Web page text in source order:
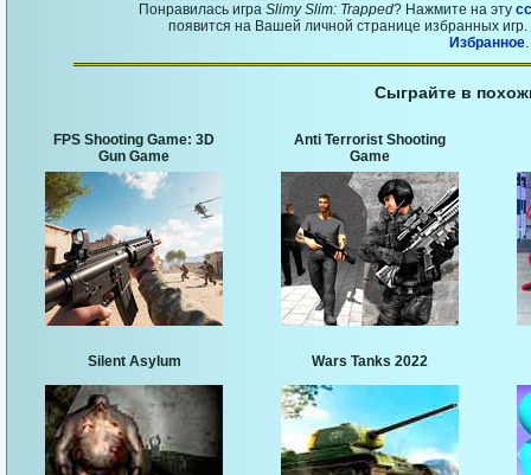
Понравилась игра Slimy Slim: Trapped? Нажмите на эту
появится на Вашей личной странице избранных
Избранное.
Сыграйте в
FPS Shooting Game: 3D
Gun Game
Anti Terrorist Shooting
Game
Silent Asylum Wars Tanks 2022